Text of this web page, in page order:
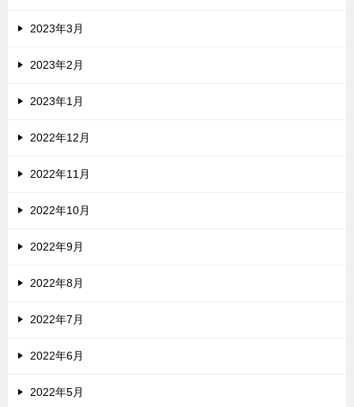
2023年3月
2023年2月
2023年1月
2022年12月
2022年11月
2022年10月
2022年9月
2022年8月
2022年7月
2022年6月
2022年5月